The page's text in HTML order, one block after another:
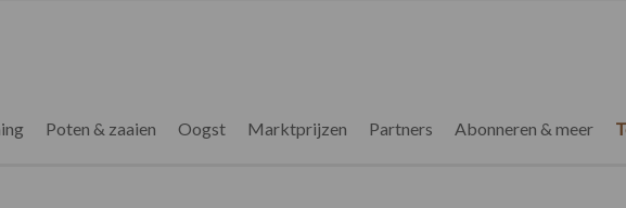
Poten & zaaien Oogst Marktprijzen Partners Abonneren & meer